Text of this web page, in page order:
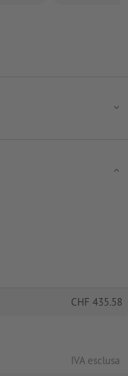
CHF 435.58
IVA esclusa